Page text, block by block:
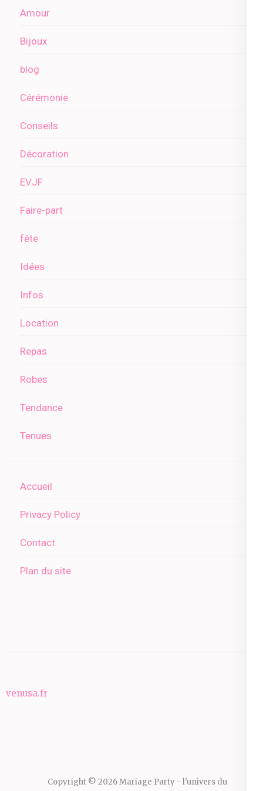
Amour
Bijoux
blog
Cérémonie
Conseils
Décoration
EVJF
Faire-part
fête
Idées
Infos
Location
Repas
Robes
Tendance
Tenues
Accueil
Privacy Policy
Contact
Plan du site
venusa.fr
Copyright © 2026Mariage Party - l'univers du